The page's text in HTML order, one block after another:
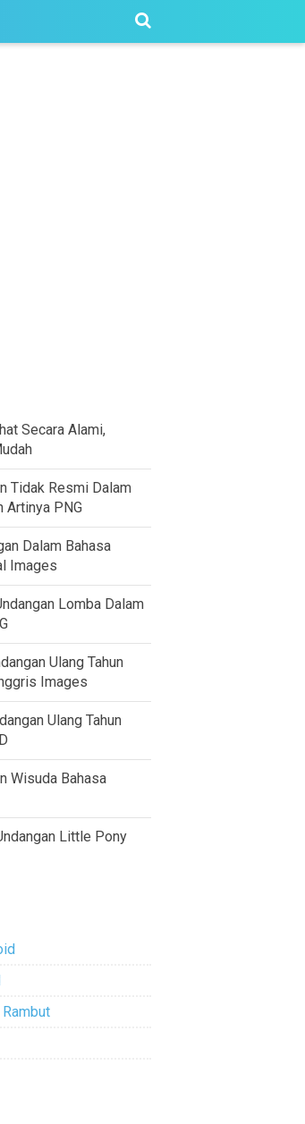
Secara Alami,
Tidak Resmi Dalam
Artinya PNG
Dalam Bahasa
Images
Lomba Dalam
Ulang Tahun
Images
Ulang Tahun
Wisuda Bahasa
Little Pony